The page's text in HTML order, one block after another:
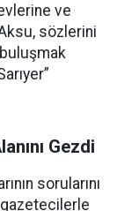
ve
sözlerini
buluşmak
Gezdi
sorularını
gazetecilerle